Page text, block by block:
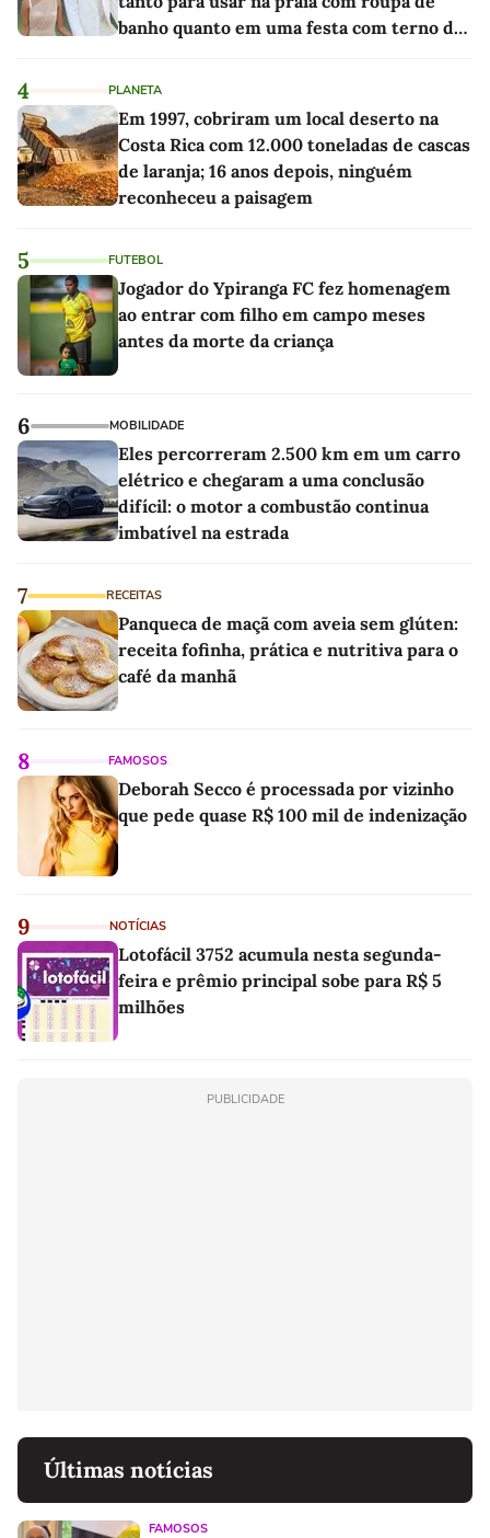
banho quanto em uma festa com terno de
4 PLANETA
Em 1997, cobriram um local deserto na
Costa Rica com 12.000 toneladas de cascas
de laranja; 16 anos depois, ninguém
reconheceu a paisagem
5 FUTEBOL
Jogador do Ypiranga FC fez homenagem
ao entrar com filho em campo meses
antes da morte da criança
6 MOBILIDADE
Eles percorreram 2.500 km em um carro
elétrico e chegaram a uma conclusão
difícil: o motor a combustão continua
imbatível na estrada
7 RECEITAS
Panqueca de maçã com aveia sem glúten:
receita fofinha, prática e nutritiva para o
café da manhã
8 FAMOSOS
Deborah Secco é processada por vizinho
que pede quase R$ 100 mil de indenização
9 NOTÍCIAS
Lotofácil 3752 acumula nesta segunda-
feira e prêmio principal sobe para R$ 5
milhões
PUBLICIDADE
Últimas notícias
FAMOSOS